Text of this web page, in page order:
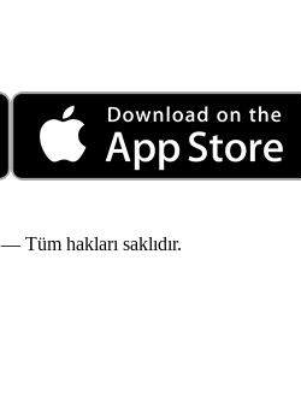
— Tüm hakları saklıdır.